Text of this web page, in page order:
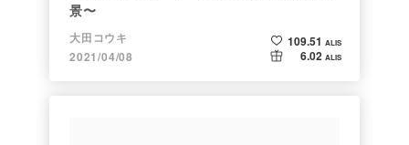
景〜
大田コウキ
2021/04/08
109.51 ALIS
6.02 ALIS